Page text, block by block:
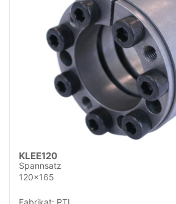
KLEE120
Spannsatz
120x165